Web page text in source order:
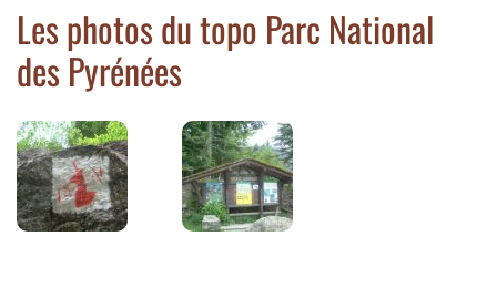
Les photos du topo Parc National
des Pyrénées